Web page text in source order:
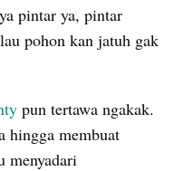
pintar ya, pintar
pohon kan jatuh gak
pun tertawa ngakak.
hingga membuat
menyadari